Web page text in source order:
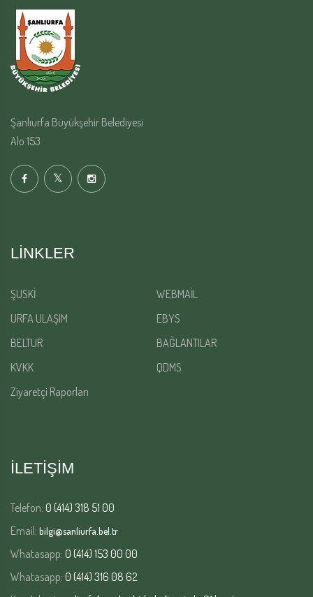
Şanlıurfa Büyükşehir Belediyesi
Alo 153
LINKLER
ŞUSKİ
WEBMAİL
URFA ULAŞIM
EBYS
BELTUR
BAĞLANTILAR
KVKK
QDMS
Ziyaretçi Raporları
İLETİŞİM
Telefon: 0 (414) 318 51 00
Email: bilgi@sanliurfa.bel.tr
Whatasapp: 0 (414) 153 00 00
Whatasapp: 0 (414) 316 08 62